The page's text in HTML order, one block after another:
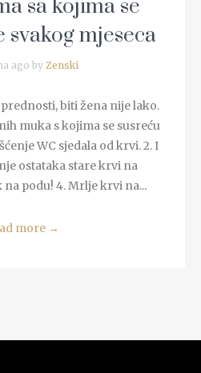
sa kojima se
svakog mjeseca
ago by Zenski
biti žena nije lako.
muka s kojima se susreću
WC sjedala od krvi. 2. I
ostataka stare krvi na
na podu! 4. Mrlje krvi na...
more →